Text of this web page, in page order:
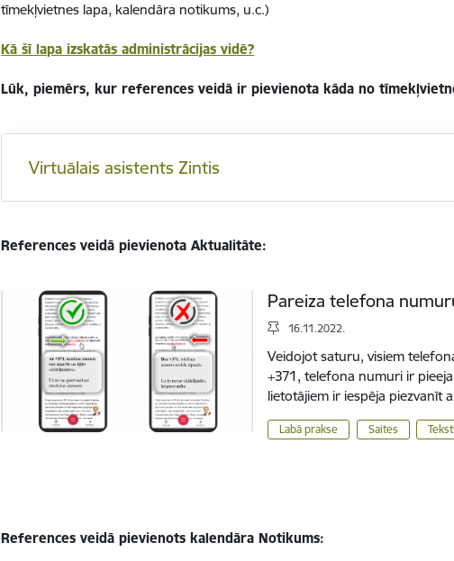
tīmekļvietnes lapa, kalendāra notikums, u.c.)
Kā šī lapa izskatās administrācijas vidē?
Lūk, piemērs, kur references veidā ir pievienota kāda no
Virtuālais asistents Zintis
References veidā pievienota Aktualitāte:
Pareiza telefona
16.11.2022.
Veidojot saturu, visiem
+371, telefona numuri ir
lietotājiem ir iespēja piezvanīt
Labā prakse Saites
References veidā pievienots kalendāra Notikums: